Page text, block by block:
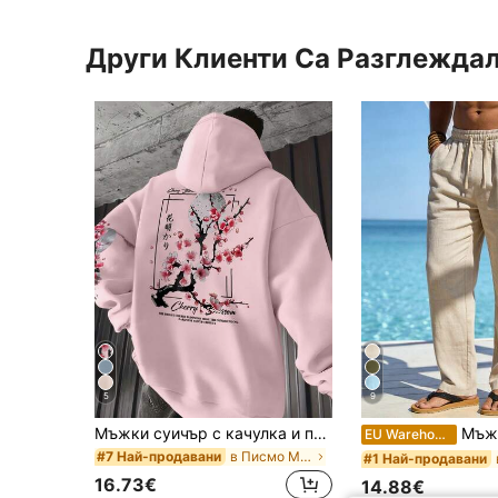
Други Клиенти Са
5
Мъжки суичър с качулка и принт с лозунг и кенгуру, есен/зима, ежедневна мода
#7 Най-продавани в Писмо Мъжки суичъри с качулки
16.73€
9
EU Warehouse Мъжки ежедневни широки ленени
#1 Най-продавани
14.88€